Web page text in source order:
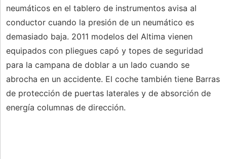
neumáticos en el tablero de instrumentos avisa al
conductor cuando la presión de un neumático es
demasiado baja. 2011 modelos del Altima vienen
equipados con pliegues capó y topes de seguridad
para la campana de doblar a un lado cuando se
abrocha en un accidente. El coche también tiene Barras
de protección de puertas laterales y de absorción de
energía columnas de dirección.